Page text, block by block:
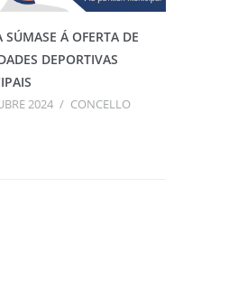
SÚMASE Á OFERTA DE
DEPORTIVAS
2024 / CONCELLO